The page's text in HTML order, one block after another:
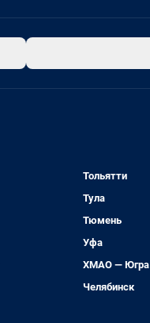
Тольятти
Тула
Тюмень
Уфа
ХМАО — Югра
Челябинск